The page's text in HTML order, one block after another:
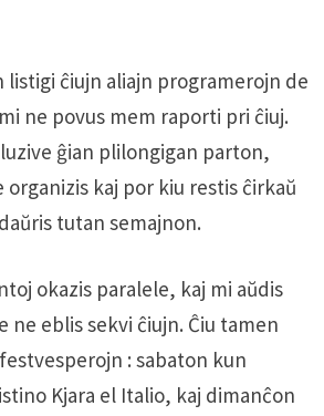
listigi ĉiujn aliajn programerojn de
mi ne povus mem raporti pri ĉiuj.
ĝian plilongigan parton,
organizis kaj por kiu restis ĉirkaŭ
tutan semajnon.
okazis paralele, kaj mi aŭdis
ne eblis sekvi ĉiujn. Ĉiu tamen
: sabaton kun
Kjara el Italio, kaj dimanĉon